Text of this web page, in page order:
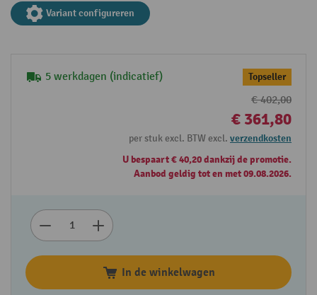
Variant configureren
5 werkdagen (indicatief) Topseller
€ 402,00
€ 361,80
per stuk excl. BTW excl. verzendkosten
U bespaart € 40,20 dankzij de promotie.
Aanbod geldig tot en met 09.08.2026.
In de winkelwagen